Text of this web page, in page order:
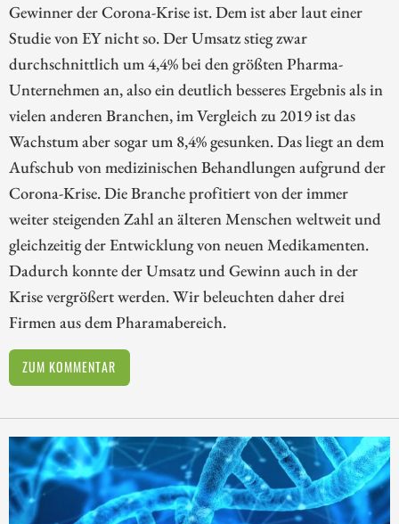
Gewinner der Corona-Krise ist. Dem ist aber laut einer
Studie von EY nicht so. Der Umsatz stieg zwar
durchschnittlich um 4,4% bei den größten Pharma-
Unternehmen an, also ein deutlich besseres Ergebnis als in
vielen anderen Branchen, im Vergleich zu 2019 ist das
Wachstum aber sogar um 8,4% gesunken. Das liegt an dem
Aufschub von medizinischen Behandlungen aufgrund der
Corona-Krise. Die Branche profitiert von der immer
weiter steigenden Zahl an älteren Menschen weltweit und
gleichzeitig der Entwicklung von neuen Medikamenten.
Dadurch konnte der Umsatz und Gewinn auch in der
Krise vergrößert werden. Wir beleuchten daher drei
Firmen aus dem Pharamabereich.
ZUM KOMMENTAR